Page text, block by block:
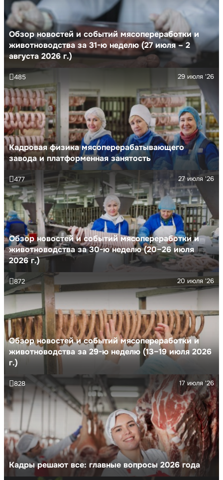
Обзор новостей и событий мясопереработки и
животноводства за 31-ю неделю (27 июля – 2
августа 2026 г.)
Кадровая физика мясоперерабатывающего
завода и платформенная занятость
29 июля '26
485
Обзор новостей и событий мясопереработки и
животноводства за 30-ю неделю (20–26 июля
2026 г.)
27 июля '26
477
Обзор новостей и событий мясопереработки и
животноводства за 29-ю неделю (13–19 июля 2026
г.)
20 июля '26
872
Кадры решают все: главные вопросы 2026 года
17 июля '26
828